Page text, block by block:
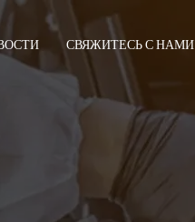
СВЯЖИТЕСЬ С НАМИ